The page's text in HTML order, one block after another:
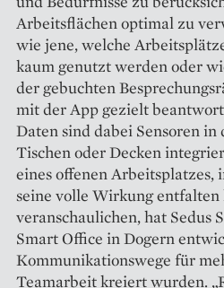
Arbeitsflächen optimal zu
wie jene, welche
kaum genutzt werden oder
der gebuchten
mit der App gezielt
Daten sind dabei Sensoren in
Tischen oder Decken
eines offenen Arbeitsplatzes,
seine volle Wirkung entfalten
veranschaulichen, hat Sedus
Smart Office in Dogern
Kommunikationswege für
Teamarbeit kreiert wurden.